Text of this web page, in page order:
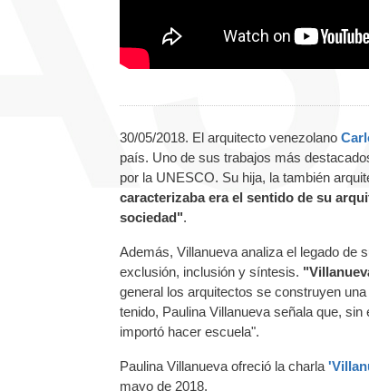
30/05/2018. El arquitecto venezolano
país. Uno de sus trabajos más
por la UNESCO. Su hija, la también
caracterizaba era el sentido de su
sociedad".
Además, Villanueva analiza el legado de
exclusión, inclusión y síntesis.
general los arquitectos se construyen
tenido, Paulina Villanueva señala que,
importó hacer escuela".
Paulina Villanueva ofreció la charla
mayo de 2018.